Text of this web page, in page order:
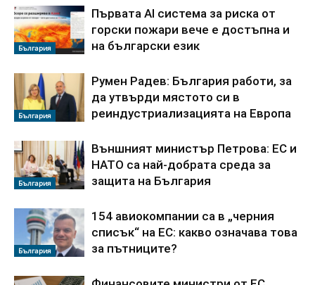
България
Първата AI система за риска от
горски пожари вече е достъпна и
на български език
България
Румен Радев: България работи, за
да утвърди мястото си в
реиндустриализацията на Европа
България
Външният министър Петрова: ЕС и
НАТО са най-добрата среда за
защита на България
България
154 авиокомпании са в „черния
списък“ на ЕС: какво означава това
за пътниците?